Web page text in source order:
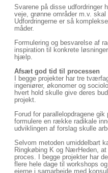
Svarene på disse udfordringer
veje, grønne områder m.v.
Udfordringerne er så
måder.
Formulering og besvarelse af
inspiration til konkrete
hjælp.
Afsæt god tid til processen
I begge projekter har tre
ingeniører, økonomer og
hvert hold skulle give deres
projekt.
Forud for parallelopdragene
formulere en række radikale
udviklingen af forslag skulle
Selvom metoden umiddelbart
Ringkøbing K og NærHeden,
proces. I begge projekter har
flere hele dage til workshops
ejerne i samarbejde med